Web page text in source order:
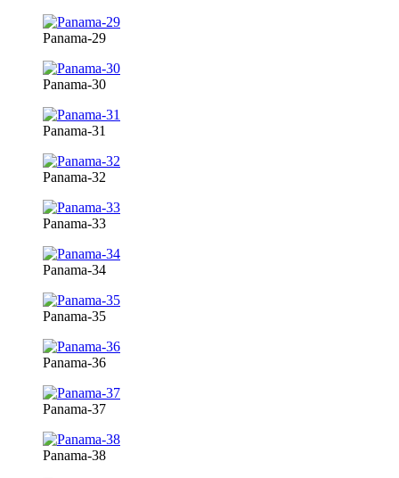
Panama-29
Panama-30
Panama-31
Panama-32
Panama-33
Panama-34
Panama-35
Panama-36
Panama-37
Panama-38